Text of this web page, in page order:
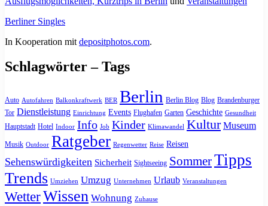
Berliner Singles
In Kooperation mit depositphotos.com.
Schlagwörter – Tags
Auto Autofahren Balkonkraftwerk BER Berlin Berlin Blog Blog Brandenburger
Tor Dienstleistung Einrichtung Events Flughafen Garten Geschichte Gesundheit
Hauptstadt Hotel Indoor Info Job Kinder Klimawandel Kultur Museum
Musik Outdoor Ratgeber Regenwetter Reise Reisen
Sehenswürdigkeiten Sicherheit Sightseeing SommerTipps
Trends Umziehen Umzug Unternehmen Urlaub Veranstaltungen
WetterWissen Wohnung Zuhause